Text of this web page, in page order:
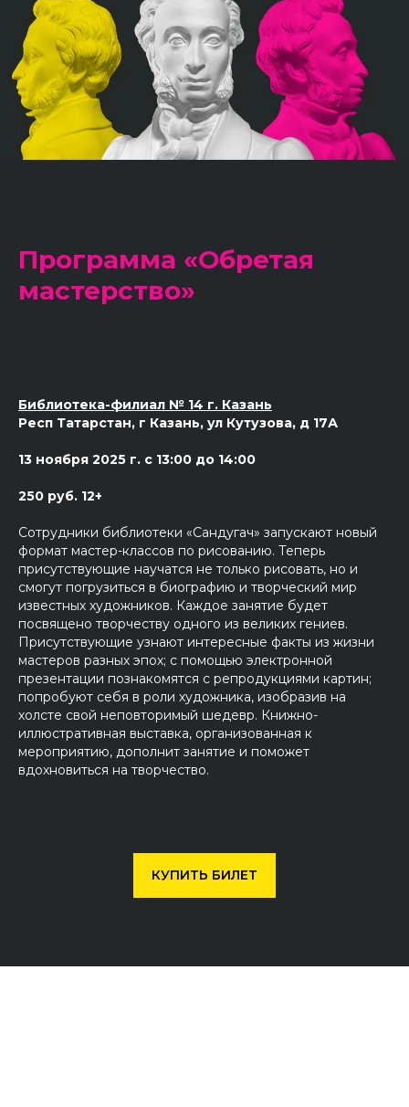
Программа «Обретая
мастерство»
Библиотека-филиал № 14 г. Казань
Респ Татарстан, г Казань, ул Кутузова, д 17А
13 ноября 2025 г. с 13:00 до 14:00
250 руб. 12+
Cотрудники библиотеки «Сандугач» запускают новый
формат мастер-классов по рисованию. Теперь
присутствующие научатся не только рисовать, но и
смогут погрузиться в биографию и творческий мир
известных художников. Каждое занятие будет
посвящено творчеству одного из великих гениев.
Присутствующие узнают интересные факты из жизни
мастеров разных эпох; с помощью электронной
презентации познакомятся с репродукциями картин;
попробуют себя в роли художника, изобразив на
холсте свой неповторимый шедевр. Книжно-
иллюстративная выставка, организованная к
мероприятию, дополнит занятие и поможет
вдохновиться на творчество.
КУПИТЬ БИЛЕТ